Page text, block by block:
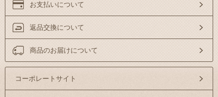
お支払いについて
返品交換について
商品のお届けについて
コーポレートサイト